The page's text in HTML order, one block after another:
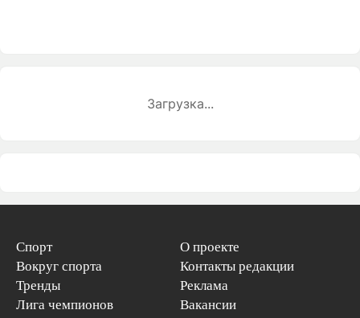
Загрузка...
Спорт
Вокруг спорта
Тренды
Лига чемпионов
О проекте
Контакты редакции
Реклама
Вакансии